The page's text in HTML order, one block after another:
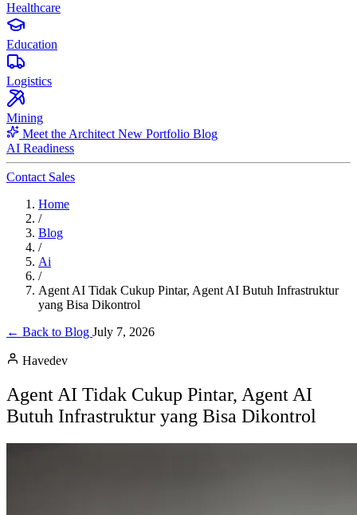
Healthcare
Education
Logistics
Mining
Meet the Architect New Portfolio Blog
AI Readiness
Contact Sales
Home
/
Blog
/
Ai
/
Agent AI Tidak Cukup Pintar, Agent AI Butuh Infrastruktur
yang Bisa Dikontrol
← Back to Blog July 7, 2026
Havedev
Agent AI Tidak Cukup Pintar, Agent AI
Butuh Infrastruktur yang Bisa Dikontrol